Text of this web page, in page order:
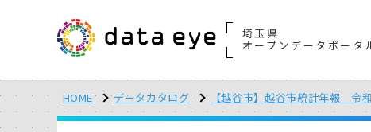
埼玉県
オープンデータポータ
HOME データカタログ 【越谷市】越谷市統計年報 令